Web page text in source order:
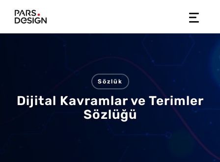
content
Sözlük
Dijital Kavramlar ve Terimler
Sözlüğü